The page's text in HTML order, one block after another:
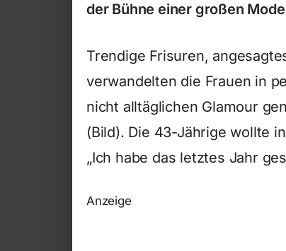
der Bühne einer großen
Trendige Frisuren,
verwandelten die Frauen in
nicht alltäglichen Glamour
(Bild). Die 43-Jährige wollte
„Ich habe das letztes Jahr
Anzeige